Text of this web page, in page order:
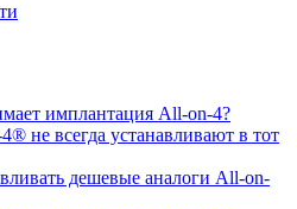
имплантация All-on-4?
не всегда устанавливают в тот
дешевые аналоги All-on-